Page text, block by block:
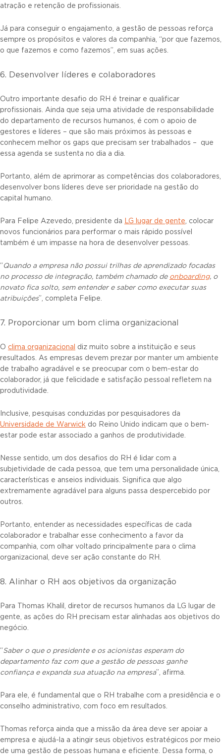
atração e retenção de profissionais.
Já para conseguir o engajamento, a gestão de pessoas reforça
sempre os propósitos e valores da companhia, “por que fazemos,
o que fazemos e como fazemos”, em suas ações.
6. Desenvolver líderes e colaboradores
Outro importante desafio do RH é treinar e qualificar
profissionais. Ainda que seja uma atividade de responsabilidade
do departamento de recursos humanos, é com o apoio de
gestores e líderes – que são mais próximos às pessoas e
conhecem melhor os gaps que precisam ser trabalhados – que
essa agenda se sustenta no dia a dia.
Portanto, além de aprimorar as competências dos colaboradores,
desenvolver bons líderes deve ser prioridade na gestão do
capital humano.
Para Felipe Azevedo, presidente da LG lugar de gente, colocar
novos funcionários para performar o mais rápido possível
também é um impasse na hora de desenvolver pessoas.
“ Quando a empresa não possui trilhas de aprendizado focadas
no processo de integração, também chamado de onboarding, o
novato fica solto, sem entender e saber como executar suas
atribuições”, completa Felipe.
7. Proporcionar um bom clima organizacional
O clima organizacional
diz muito sobre a instituição e seus
resultados. As empresas devem prezar por manter um ambiente
de trabalho agradável e se preocupar com o bem-estar do
colaborador, já que felicidade e satisfação pessoal refletem na
produtividade.
Inclusive, pesquisas conduzidas por pesquisadores da
Universidade de Warwick do Reino Unido indicam que o bem-
estar pode estar associado a ganhos de produtividade.
Nesse sentido, um dos desafios do RH é lidar com a
subjetividade de cada pessoa, que tem uma personalidade única,
características e anseios individuais. Significa que algo
extremamente agradável para alguns passa despercebido por
outros.
Portanto, entender as necessidades específicas de cada
colaborador e trabalhar esse conhecimento a favor da
companhia, com olhar voltado principalmente para o clima
organizacional, deve ser ação constante do RH.
8. Alinhar o RH aos objetivos da organização
Para Thomas Khalil, diretor de recursos humanos da LG lugar de
gente, as ações do RH precisam estar alinhadas aos objetivos do
negócio.
“Saber o que o presidente e os acionistas esperam do
departamento faz com que a gestão de pessoas ganhe
confiança e expanda sua atuação na empresa”, afirma.
Para ele, é fundamental que o RH trabalhe com a presidência e o
conselho administrativo, com foco em resultados.
Thomas reforça ainda que a missão da área deve ser apoiar a
empresa e ajudá-la a atingir seus objetivos estratégicos por meio
de uma gestão de pessoas humana e eficiente. Dessa forma, o